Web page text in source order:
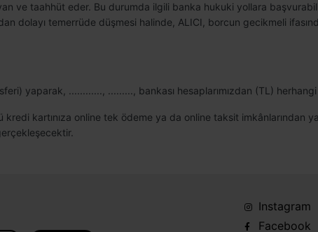
ve taahhüt eder. Bu durumda ilgili banka hukuki yollara
dolayı temerrüde düşmesi halinde, ALICI, borcun gecikmeli
yaparak, ............, ........., bankası hesaplarımızdan (TL)
kredi kartınıza online tek ödeme ya da online taksit imkânlarından
Instagram
Facebook